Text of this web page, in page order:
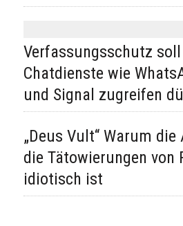
Verfassungsschutz
Chatdienste wie
und Signal zugreifen
„Deus Vult“ Warum
die Tätowierungen von
idiotisch ist